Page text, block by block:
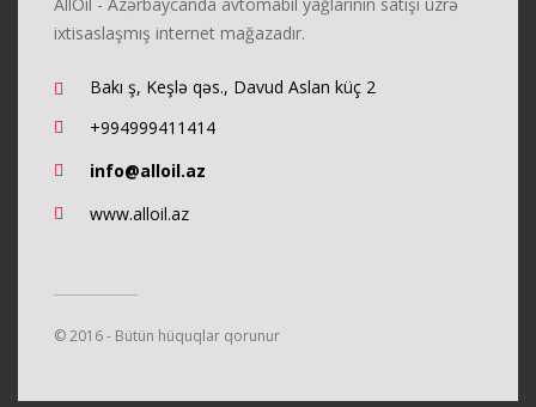
ixtisaslaşmış internet mağazadır.
Bakı ş, Keşlə qəs., Davud Aslan küç 2
+994999411414
info@alloil.az
www.alloil.az
© 2016 - Bütün hüquqlar qorunur